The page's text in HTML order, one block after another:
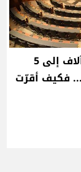
راتب النائب من 3 آلاف إلى 5
فكيف أقرّت